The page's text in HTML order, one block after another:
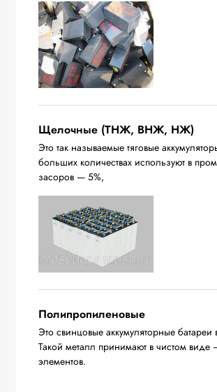
Щелочные (ТНЖ, ВНЖ, НЖ)
Это так называемые тяговые
больших количествах используют в
засоров — 5%,
Полипропиленовые
Это свинцовые аккумуляторные
Такой металл принимают в чистом
элементов.